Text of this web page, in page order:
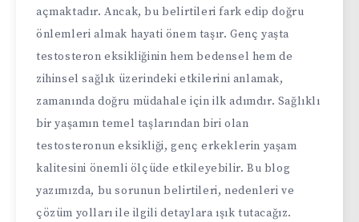
açmaktadır. Ancak, bu belirtileri fark edip doğru
önlemleri almak hayati önem taşır. Genç yaşta
testosteron eksikliğinin hem bedensel hem de
zihinsel sağlık üzerindeki etkilerini anlamak,
zamanında doğru müdahale için ilk adımdır. Sağlıklı
bir yaşamın temel taşlarından biri olan
testosteronun eksikliği, genç erkeklerin yaşam
kalitesini önemli ölçüde etkileyebilir. Bu blog
yazımızda, bu sorunun belirtileri, nedenleri ve
çözüm yolları ile ilgili detaylara ışık tutacağız.